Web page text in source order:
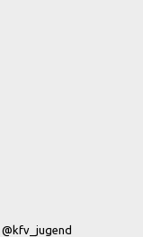
@kfv_jugend